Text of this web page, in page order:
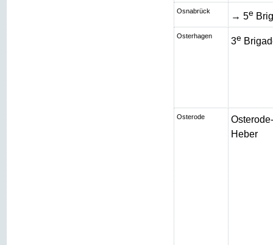
Osnabrück → 5e
Osterhagen 3e
Osterode
Heber